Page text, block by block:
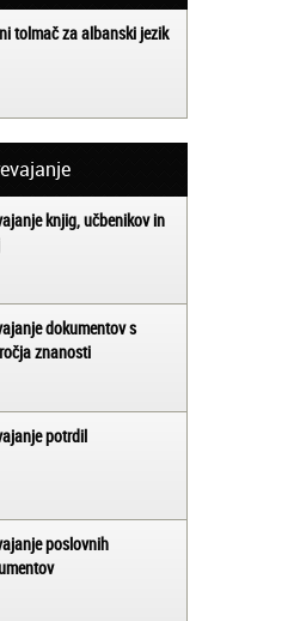
tolmač za albanski jezik
knjig, učbenikov in
dokumentov s
znanosti
potrdil
poslovnih